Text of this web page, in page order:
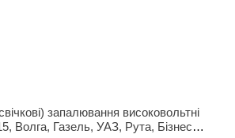
запалювання високовольтні
Волга, Газель, УАЗ, Рута, Бізнес,